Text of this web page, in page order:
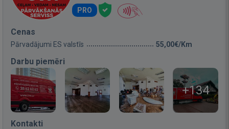
PRO
Cenas
Pārvadājumi ES valstīs 55,00€/Km
Darbu piemēri
+134
Kontakti